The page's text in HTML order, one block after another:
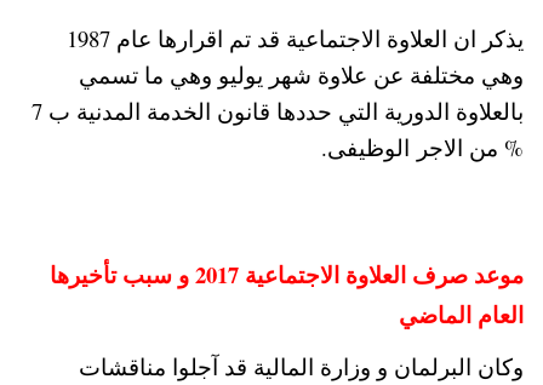
يذكر ان العلاوة الاجتماعية قد تم اقرارها عام 1987
وهي مختلفة عن علاوة شهر يوليو وهي ما تسمي
بالعلاوة الدورية التي حددها قانون الخدمة المدنية ب 7
% من الاجر الوظيفى.
موعد صرف العلاوة الاجتماعية 2017 و سبب تأخيرها
العام الماضي
وكان البرلمان و وزارة المالية قد آجلوا مناقشات